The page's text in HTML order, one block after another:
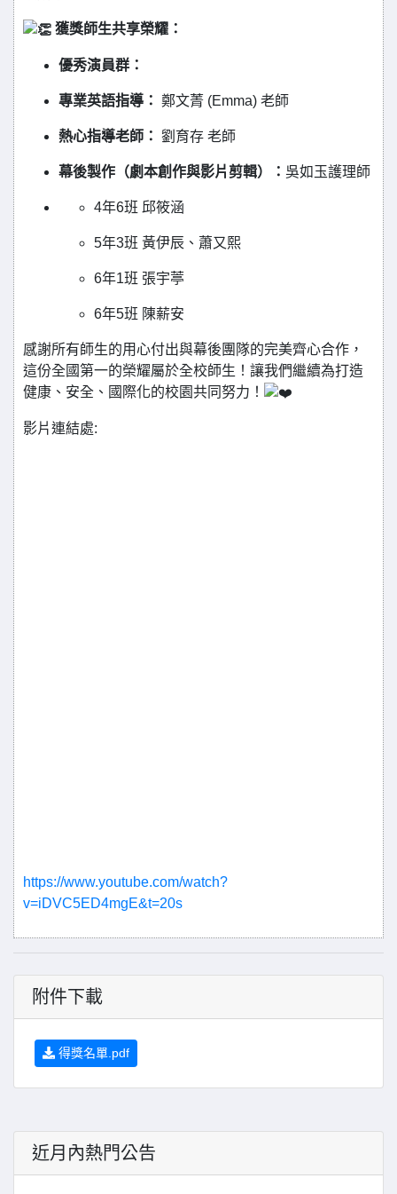
獲獎師生共享榮耀：
優秀演員群：
專業英語指導： 鄭文菁 (Emma) 老師
熱心指導老師： 劉育存 老師
幕後製作（劇本創作與影片剪輯）： 吳如玉護理師
4年6班 邱筱涵
5年3班 黃伊辰、蕭又熙
6年1班 張宇葶
6年5班 陳薪安
感謝所有師生的用心付出與幕後團隊的完美齊心合作，
這份全國第一的榮耀屬於全校師生！讓我們繼續為打造
健康、安全、國際化的校園共同努力！
影片連結處:
https://www.youtube.com/watch?
v=iDVC5ED4mgE&t=20s
附件下載
得獎名單.pdf
近月內熱門公告